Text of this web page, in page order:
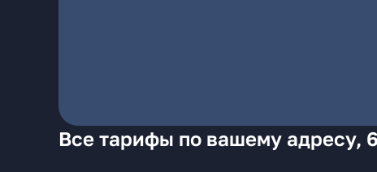
Все тарифы по вашему адресу,